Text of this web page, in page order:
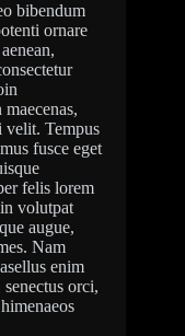
bibendum
ornare
velit. Tempus
fusce eget
felis lorem
volutpat
augue,
Nam
enim
orci,